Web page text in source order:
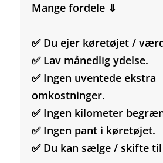
Mange fordele ⇓
✅ Du ejer køretøjet /
✅ Lav månedlig ydelse.
✅ Ingen uventede ekstra
omkostninger.
✅ Ingen kilometer
✅ Ingen pant i køretøjet.
✅ Du kan sælge / skifte